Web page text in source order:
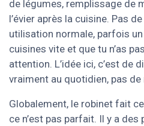
de légumes, remplissage de
l’évier après la cuisine. Pas
utilisation normale, parfois
cuisines vite et que tu n’as
attention. L’idée ici, c’est de
vraiment au quotidien, pas
Globalement, le robinet fait
ce n’est pas parfait. Il y a